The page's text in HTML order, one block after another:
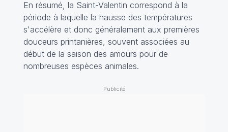
En résumé, la Saint-Valentin correspond à la
période à laquelle la hausse des températures
s'accélère et donc généralement aux premières
douceurs printanières, souvent associées au
début de la saison des amours pour de
nombreuses espèces animales.